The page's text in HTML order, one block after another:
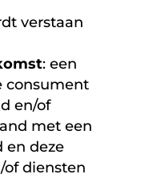
verstaan
: een
consument
en/of
met een
en deze
diensten